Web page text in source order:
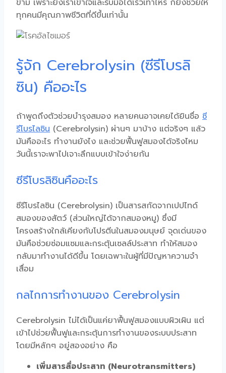
ทุกคนมีคุณภาพชีวิตที่ดีขึ้นเท่านั้น
รู้จัก Cerebrolysin (ซีรีโบรลิ
ซิน) คืออะไร
ถ้าพูดถึงตัวช่วยบำรุงสมอง หลายคนอาจเคยได้ยินชื่อ ซี
รีโบรไลซิน (Cerebrolysin) ผ่านๆ มาบ้าง แต่จริงๆ แล้ว
มันคืออะไร ทำงานยังไง และช่วยฟื้นฟูสมองได้จริงไหม
วันนี้เราจะพาไปเจาะลึกแบบเข้าใจง่ายกัน
ซีรีโบรลิซินคืออะไร
ซีรีโบรไลซิน (Cerebrolysin) เป็นสารสกัดจากเปปไทด์
สมองของสัตว์ (ส่วนใหญ่ได้จากสมองหมู) ซึ่งมี
โครงสร้างใกล้เคียงกับโปรตีนในสมองมนุษย์ จุดเด่นของ
มันคือช่วยซ่อมแซมและกระตุ้นเซลล์ประสาท ทำให้สมอง
กลับมาทำงานได้ดีขึ้น โดยเฉพาะในผู้ที่มีปัญหาความจำ
เสื่อม
กลไกการทำงานของ Cerebrolysin
Cerebrolysin ไม่ได้เป็นแค่ยาฟื้นฟูสมองแบบผิวเผิน แต่
เข้าไปช่วยฟื้นฟูและกระตุ้นการทำงานของระบบประสาท
โดยมีหลักๆ อยู่สองอย่าง คือ
เพิ่มสารสื่อประสาท (Neurotransmitters)